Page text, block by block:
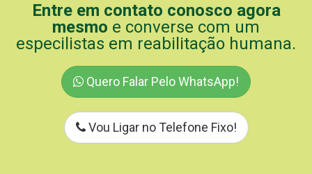
Entre em contato conosco agora
mesmo e converse com um
especilistas em reabilitação humana.
Quero Falar Pelo WhatsApp!
Vou Ligar no Telefone Fixo!